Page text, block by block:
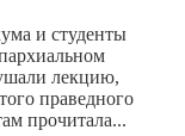
и студенты
лекцию,
праведного
прочитала...